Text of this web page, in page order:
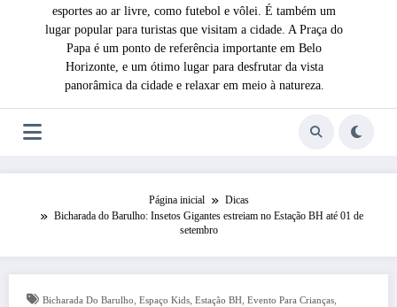
esportes ao ar livre, como futebol e vôlei. É também um
lugar popular para turistas que visitam a cidade. A Praça do
Papa é um ponto de referência importante em Belo
Horizonte, e um ótimo lugar para desfrutar da vista
panorâmica da cidade e relaxar em meio à natureza.
Página inicial
Dicas
Bicharada do Barulho: Insetos Gigantes estreiam no Estação BH até 01 de
setembro
Bicharada Do Barulho, Espaço Kids, Estação BH, Evento Para Crianças,